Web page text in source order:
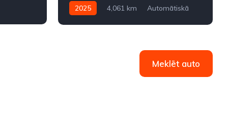
2025 4,061 km
Automātiskā
Meklēt auto